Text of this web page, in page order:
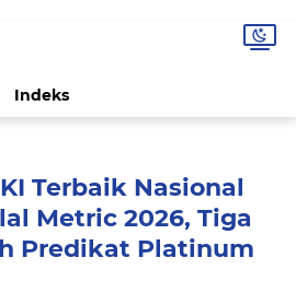
Indeks
Terbaik Nasional
Metric 2026, Tiga
Predikat Platinum